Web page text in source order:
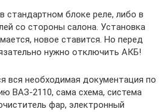
стандартном блоке реле, либо в
со стороны салона. Установка
новое ставится. Но перед
нужно отключить АКБ!
вся необходимая документация по
ВАЗ-2110, сама схема, система
фар, электронный